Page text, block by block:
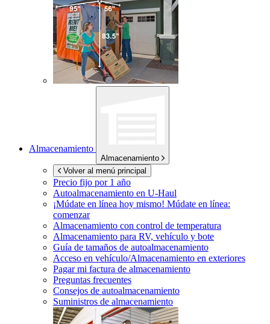
Almacenamiento
Almacenamiento
Volver al menú principal
Precio fijo por 1 año
Autoalmacenamiento en U-Haul
¡Múdate en línea hoy mismo! Múdate en línea:
comenzar
Almacenamiento con control de temperatura
Almacenamiento para RV, vehículo y bote
Guía de tamaños de autoalmacenamiento
Acceso en vehículo/Almacenamiento en exteriores
Pagar mi factura de almacenamiento
Preguntas frecuentes
Consejos de autoalmacenamiento
Suministros de almacenamiento